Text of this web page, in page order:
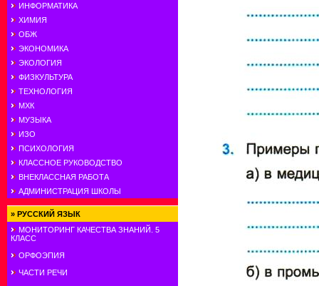
ИНФОРМАТИКА
ХИМИЯ
ОБЖ
ЭКОНОМИКА
ЭКОЛОГИЯ
ФИЗКУЛЬТУРА
ТЕХНОЛОГИЯ
МХК
МУЗЫКА
ИЗО
ПСИХОЛОГИЯ
КЛАССНОЕ РУКОВОДСТВО
ВНЕКЛАССНАЯ РАБОТА
АДМИНИСТРАЦИЯ ШКОЛЫ
» РУССКИЙ ЯЗЫК
МОНИТОРИНГ КАЧЕСТВА ЗНАНИЙ. 5
КЛАСС
ОРФОЭПИЯ
ЧАСТИ РЕЧИ